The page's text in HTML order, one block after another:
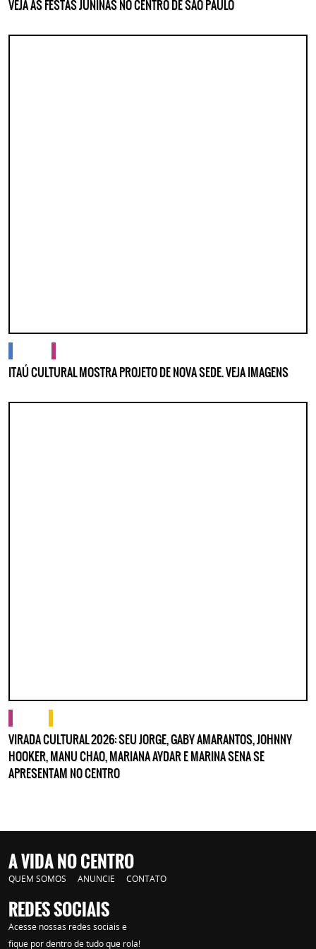
VEJA AS FESTAS JUNINAS NO CENTRO DE SÃO PAULO
ITAÚ CULTURAL MOSTRA PROJETO DE NOVA SEDE. VEJA IMAGENS
VIRADA CULTURAL 2026: SEU JORGE, GABY AMARANTOS, JOHNNY
HOOKER, MANU CHAO, MARIANA AYDAR E MARINA SENA SE
APRESENTAM NO CENTRO
A VIDA NO CENTRO
QUEM SOMOS ANUNCIE CONTATO
REDES SOCIAIS
Acesse nossas redes sociais e
fique por dentro de tudo que rola!